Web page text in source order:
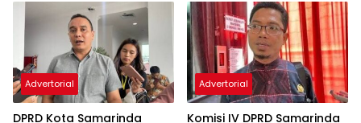
Advertorial
DPRD Kota Samarinda
Advertorial
Komisi IV DPRD Samarinda